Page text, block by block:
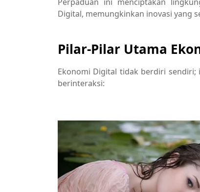
Digital, memungkinkan inovasi yang
Pilar-Pilar Utama
Ekonomi Digital tidak berdiri
berinteraksi: